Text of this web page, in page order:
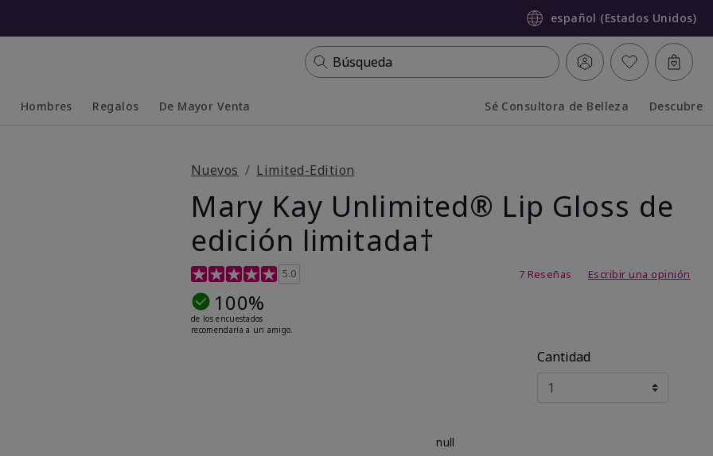
español (Estados Unidos)
Búsqueda
Hombres Regalos De Mayor Venta Sé Consultora de Belleza Descubre
Nuevos Limited-Edition
Mary Kay Unlimited® Lip Gloss de
edición limitada†
Calificación de clientes de 5 de 5
5.0 7 Reseñas Escribir una opinión
100%
de los encuestados
recomendaría a un amigo.
Cantidad
null